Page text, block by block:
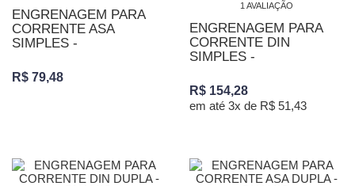
ENGRENAGEM PARA
CORRENTE ASA
SIMPLES -
R$ 79,48
1 AVALIAÇÃO
ENGRENAGEM PARA
CORRENTE DIN
SIMPLES -
R$ 154,28
em até 3x de R$ 51,43